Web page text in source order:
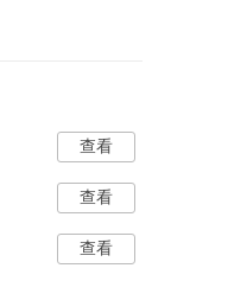
查看
查看
查看